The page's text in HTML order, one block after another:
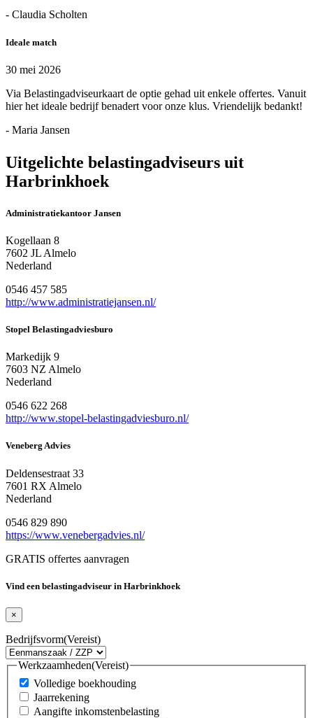
- Claudia Scholten
Ideale match
30 mei 2026
Via Belastingadviseurkaart de optie gehad uit enkele offertes. Vanuit
hier het ideale bedrijf benadert voor onze klus. Vriendelijk bedankt!
- Maria Jansen
Uitgelichte belastingadviseurs uit
Harbrinkhoek
Administratiekantoor Jansen
Kogellaan 8
7602 JL Almelo
Nederland
0546 457 585
http://www.administratiejansen.nl/
Stopel Belastingadviesburo
Markedijk 9
7603 NZ Almelo
Nederland
0546 622 268
http://www.stopel-belastingadviesburo.nl/
Veneberg Advies
Deldensestraat 33
7601 RX Almelo
Nederland
0546 829 890
https://www.venebergadvies.nl/
GRATIS offertes aanvragen
Vind een belastingadviseur in Harbrinkhoek
×
Bedrijfsvorm(Vereist)
Werkzaamheden(Vereist)
Volledige boekhouding
Jaarrekening
Aangifte inkomstenbelasting